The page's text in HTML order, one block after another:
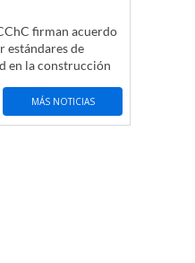
firman acuerdo
estándares de
en la construcción
MÁS NOTICIAS